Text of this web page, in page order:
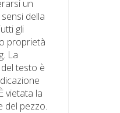
un
della
gli
proprietà
La
testo è
vietata la
del pezzo.